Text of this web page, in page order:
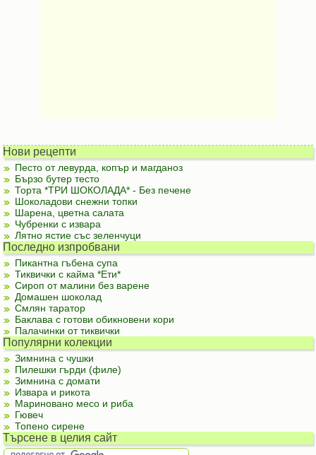
Нови рецепти
Песто от левурда, копър и магданоз
Бързо бутер тесто
Торта *ТРИ ШОКОЛАДА* - Без печене
Шоколадови снежни топки
Шарена, цветна салата
Чубренки с извара
Лятно ястие със зеленчуци
Последно изпробвани
Пикантна гъбена супа
Тиквички с кайма *Ети*
Сироп от малини без варене
Домашен шоколад
Смлян таратор
Баклава с готови обикновени кори
Палачинки от тиквички
Популярни колекции
Зимнина с чушки
Пилешки гърди (филе)
Зимнина с домати
Извара и рикота
Мариновано месо и риба
Гювеч
Топено сирене
Търсене в целия сайт